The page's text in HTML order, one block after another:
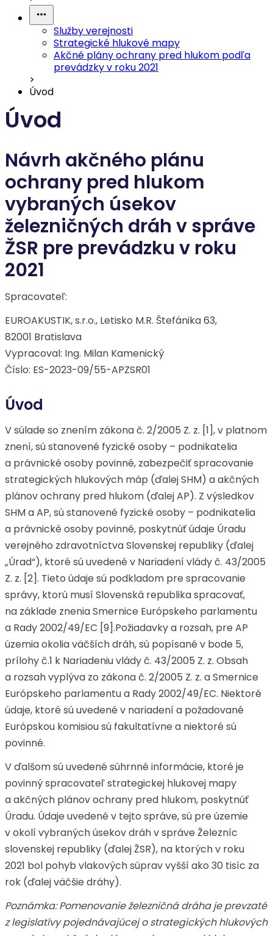
Služby verejnosti
Strategické hlukové mapy
Akčné plány ochrany pred hlukom podľa
prevádzky v roku 2021
>
Úvod
Úvod
Návrh akčného plánu
ochrany pred hlukom
vybraných úsekov
železničných dráh v správe
ŽSR pre prevádzku v roku
2021
Spracovateľ:
EUROAKUSTIK, s.r.o., Letisko M.R. Štefánika 63,
82001 Bratislava
Vypracoval: Ing. Milan Kamenický
Číslo: ES-2023-09/55-APZSR01
Úvod
V súlade so znením zákona č. 2/2005 Z. z. [1], v platnom
znení, sú stanovené fyzické osoby – podnikatelia
a právnické osoby povinné, zabezpečiť spracovanie
strategických hlukových máp (ďalej SHM) a akčných
plánov ochrany pred hlukom (ďalej AP). Z výsledkov
SHM a AP, sú stanovené fyzické osoby – podnikatelia
a právnické osoby povinné, poskytnúť údaje Úradu
verejného zdravotníctva Slovenskej republiky (ďalej
„Úrad“), ktoré sú uvedené v Nariadení vlády č. 43/2005
Z. z. [2]. Tieto údaje sú podkladom pre spracovanie
správy, ktorú musí Slovenská republika spracovať,
na základe znenia Smernice Európskeho parlamentu
a Rady 2002/49/EC [9].Požiadavky a rozsah, pre AP
územia okolia väčších dráh, sú popísané v bode 5,
prílohy č.1 k Nariadeniu vlády č. 43/2005 Z. z. Obsah
a rozsah vyplýva zo zákona č. 2/2005 Z. z. a Smernice
Európskeho parlamentu a Rady 2002/49/EC. Niektoré
údaje, ktoré sú uvedené v nariadení a požadované
Európskou komisiou sú fakultatívne a niektoré sú
povinné.
V ďalšom sú uvedené súhrnné informácie, ktoré je
povinný spracovateľ strategickej hlukovej mapy
a akčných plánov ochrany pred hlukom, poskytnúť
Úradu. Údaje uvedené v tejto správe, sú pre územie
v okolí vybraných úsekov dráh v správe Železníc
slovenskej republiky (ďalej ŽSR), na ktorých v roku
2021 bol pohyb vlakových súprav vyšší ako 30 tisíc za
rok (ďalej väčšie dráhy).
Poznámka: Pomenovanie železničná dráha je prevzaté
z legislatívy pojednávajúcej o strategických hlukových